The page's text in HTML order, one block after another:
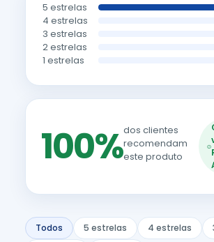
5 estrelas
4 estrelas
3 estrelas
2 estrelas
1 estrelas
100%dos clientes
recomendam
este produto
Todos 5 estrelas 4 estrelas